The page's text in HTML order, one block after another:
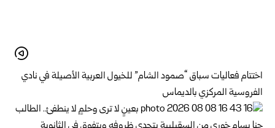
اختتام فعاليات سباق “صمود الشام” للخيول العربية الأصيلة في نادي
الفروسية المركزي بالديماس